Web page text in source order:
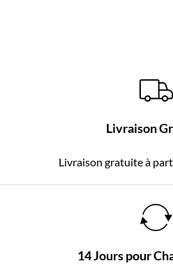
Livraison
Livraison gratuite à
14 Jours pour